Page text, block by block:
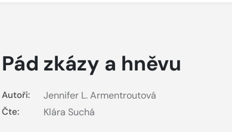
Pád zkázy a hněvu
Autoři: Jennifer L. Armentroutová
Čte: Klára Suchá